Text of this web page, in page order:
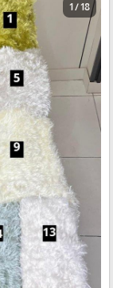
1 / 18